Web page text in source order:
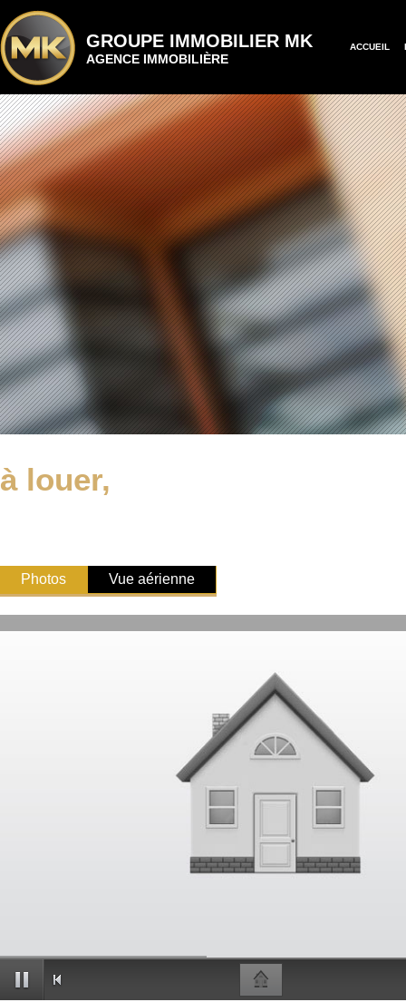
GROUPE IMMOBILIER MK
AGENCE IMMOBILIÈRE
ACCUEIL
à louer,
Photos Vue aérienne